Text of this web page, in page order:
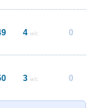
4 м/с 0
3 м/с 0